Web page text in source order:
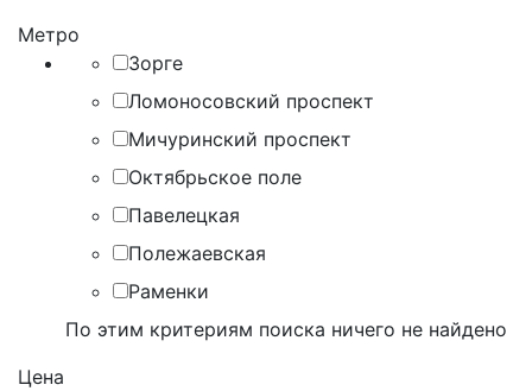
Метро
Зорге
Ломоносовский проспект
Мичуринский проспект
Октябрьское поле
Павелецкая
Полежаевская
Раменки
По этим критериям поиска ничего не найдено
Цена